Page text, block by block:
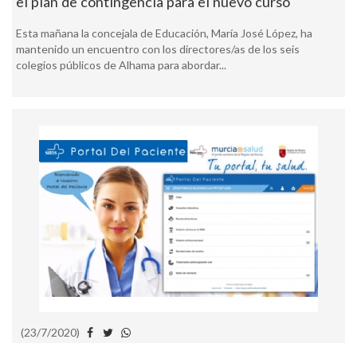
Esta mañana la concejala de Educación, María José López, ha
mantenido un encuentro con los directores/as de los seis
colegios públicos de Alhama para abordar...
(23/7/2020)